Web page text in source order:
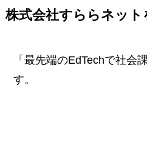
株式会社すららネット
「最先端のEdTechで社会
す。